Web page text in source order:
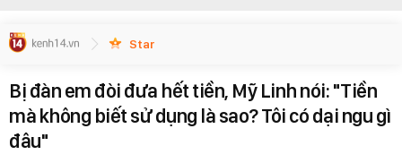
Star
Bị đàn em đòi đưa hết tiền, Mỹ Linh nói: "Tiền
mà không biết sử dụng là sao? Tôi có dại ngu gì
đâu"